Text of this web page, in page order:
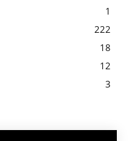
1
222
18
12
3